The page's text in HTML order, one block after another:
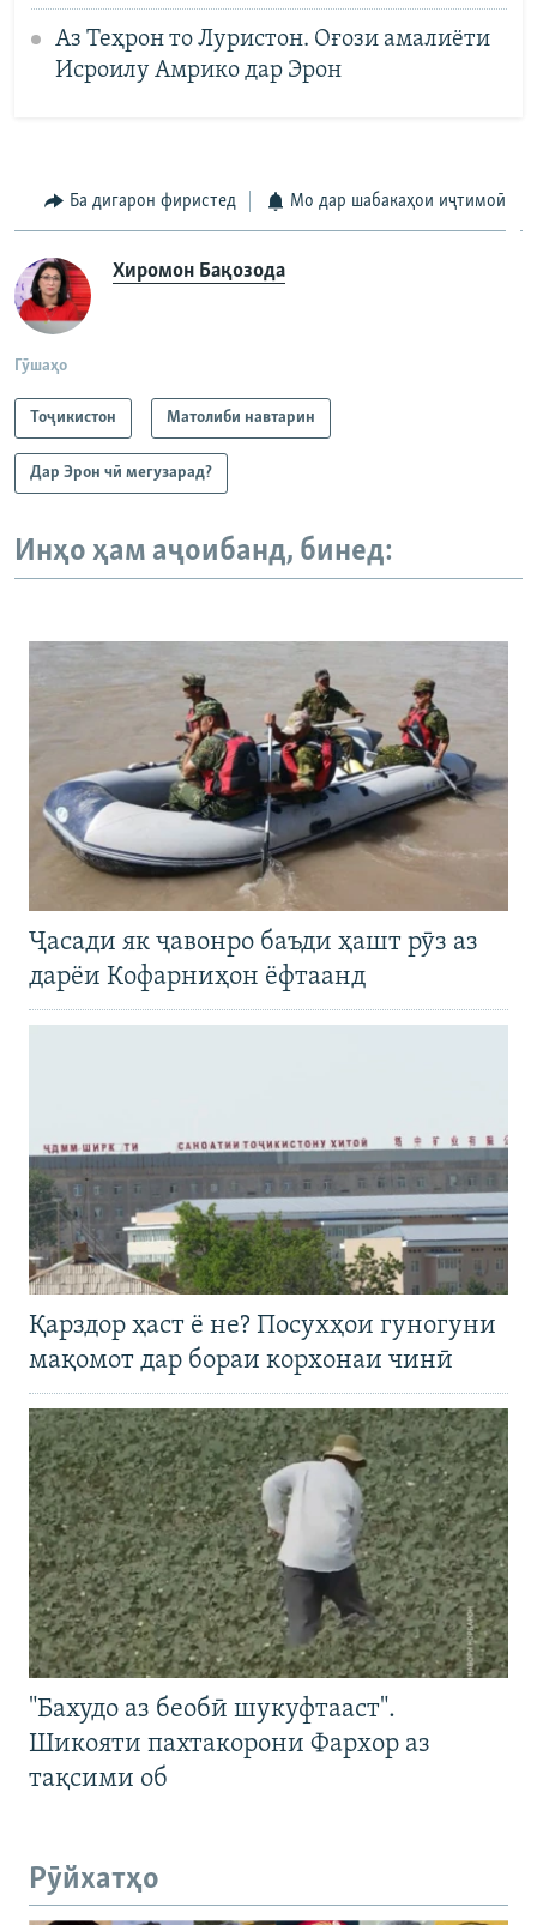
Аз Теҳрон то Луристон. Оғози амалиёти
Исроилу Амрико дар Эрон
Ба дигарон фиристед Мо дар шабакаҳои иҷтимоӣ
Хиромон Бақозода
Гӯшаҳо
Тоҷикистон Матолиби навтарин
Дар Эрон чӣ мегузарад?
Инҳо ҳам аҷоибанд, бинед:
Ҷасади як ҷавонро баъди ҳашт рӯз аз
дарёи Кофарниҳон ёфтаанд
Қарздор ҳаст ё не? Посухҳои гуногуни
мақомот дар бораи корхонаи чинӣ
"Бахудо аз беобӣ шукуфтааст".
Шикояти пахтакорони Фархор аз
тақсими об
Рӯйхатҳо